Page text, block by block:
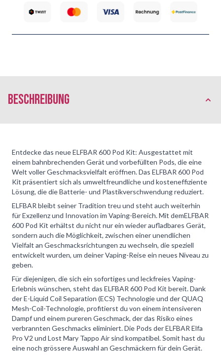
Beschreibung
Entdecke das neue ELFBAR 600 Pod Kit: Ausgestattet mit
einem bahnbrechenden Gerät und vorbefüllten Pods, die eine
Welt voller Geschmacksvielfalt eröffnen. Das ELFBAR 600 Pod
Kit präsentiert sich als umweltfreundliche und kosteneffiziente
Lösung, die die Batterie- und Plastikverschwendung reduziert.
ELFBAR bleibt seiner Tradition treu und steht auch weiterhin
für Exzellenz und Innovation im Vaping-Bereich. Mit demELFBAR
600 Pod Kit erhältst du nicht nur ein wieder aufladbares Gerät,
sondern auch die Möglichkeit, zwischen einer unendlichen
Vielfalt an Geschmacksrichtungen zu wechseln, die speziell
entwickelt wurden, um deiner Vaping-Reise ein neues Niveau zu
geben.
Für diejenigen, die sich ein sofortiges und leckfreies Vaping-
Erlebnis wünschen, steht das ELFBAR 600 Pod Kit bereit. Dank
der E-Liquid Coil Separation (ECS) Technologie und der QUAQ
Mesh-Coil-Technologie, profitierst du von einem intensiveren
Dampf und einem pureren Geschmack, der das Risiko eines
verbrannten Geschmacks eliminiert. Die Pods der ELFBAR Elfa
Pro V2 und Lost Mary Tappo Air sind kompatibel. Somit hast du
eine noch grössere Auswahl an Geschmäckern für dein Gerät.